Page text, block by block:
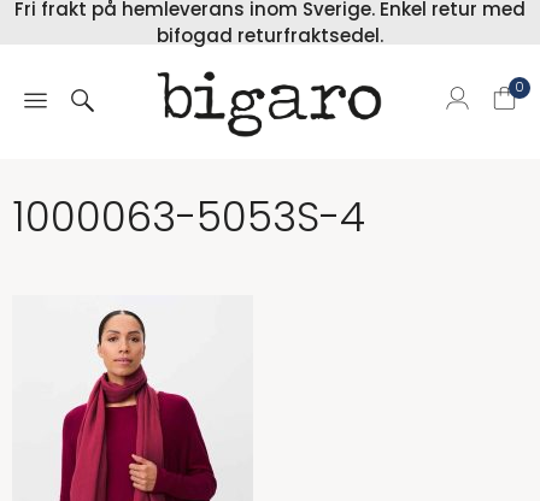
Fri frakt på hemleverans inom Sverige. Enkel retur med
bifogad returfraktsedel.
0
1000063-5053S-4